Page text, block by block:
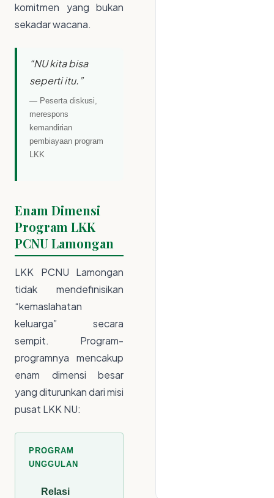
komitmen yang bukan
sekadar wacana.
“NU kita bisa
seperti itu.”
— Peserta diskusi,
merespons
kemandirian
pembiayaan program
LKK
Enam Dimensi
Program LKK
PCNU Lamongan
LKK PCNU Lamongan
tidak mendefinisikan
“kemaslahatan
keluarga” secara
sempit. Program-
programnya mencakup
enam dimensi besar
yang diturunkan dari misi
pusat LKK NU:
PROGRAM
UNGGULAN
Relasi